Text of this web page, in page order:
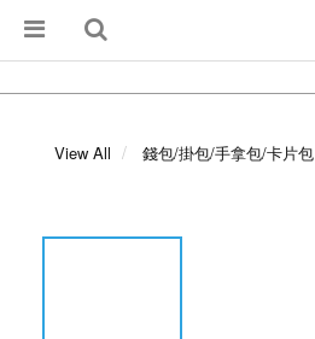
View All 錢包/掛包/手拿包/卡片包